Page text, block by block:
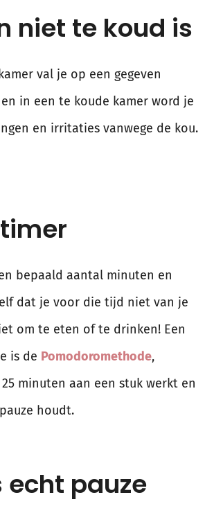
niet te koud is
val je op een gegeven
in een te koude kamer word je
en irritaties vanwege de kou.
bepaald aantal minuten en
dat je voor die tijd niet van je
om te eten of te drinken! Een
is de Pomodoromethode,
minuten aan een stuk werkt en
houdt.
echt pauze